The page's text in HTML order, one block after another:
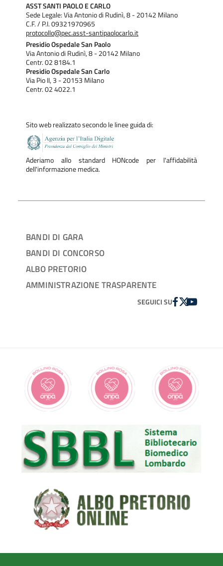
ASST SANTI PAOLO E CARLO
Sede Legale: Via Antonio di Rudinì, 8 - 20142 Milano
C.F. / P.I. 09321970965
protocollo@pec.asst-santipaolocarlo.it
Presidio Ospedale San Paolo
Via Antonio di Rudinì, 8 - 20142 Milano
Centr. 02 8184.1
Presidio Ospedale San Carlo
Via Pio II, 3 - 20153 Milano
Centr. 02 4022.1
Sito web realizzato secondo le linee guida di:
Aderiamo allo standard HONcode per l'affidabilità
dell'informazione medica.
BANDI DI GARA
BANDI DI CONCORSO
ALBO PRETORIO
AMMINISTRAZIONE TRASPARENTE
SEGUICI SUFACEBOOK
TWITTER
YOUTUBE